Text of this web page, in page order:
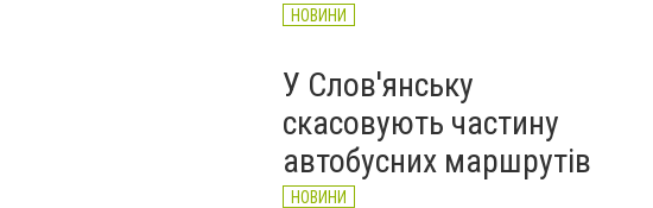
НОВИНИ
У Слов'янську
скасовують частину
автобусних маршрутів
НОВИНИ